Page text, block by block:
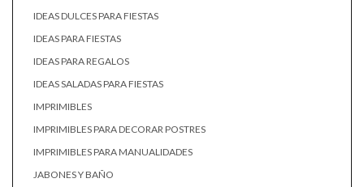
IDEAS DULCES PARA FIESTAS
IDEAS PARA FIESTAS
IDEAS PARA REGALOS
IDEAS SALADAS PARA FIESTAS
IMPRIMIBLES
IMPRIMIBLES PARA DECORAR POSTRES
IMPRIMIBLES PARA MANUALIDADES
JABONES Y BAÑO